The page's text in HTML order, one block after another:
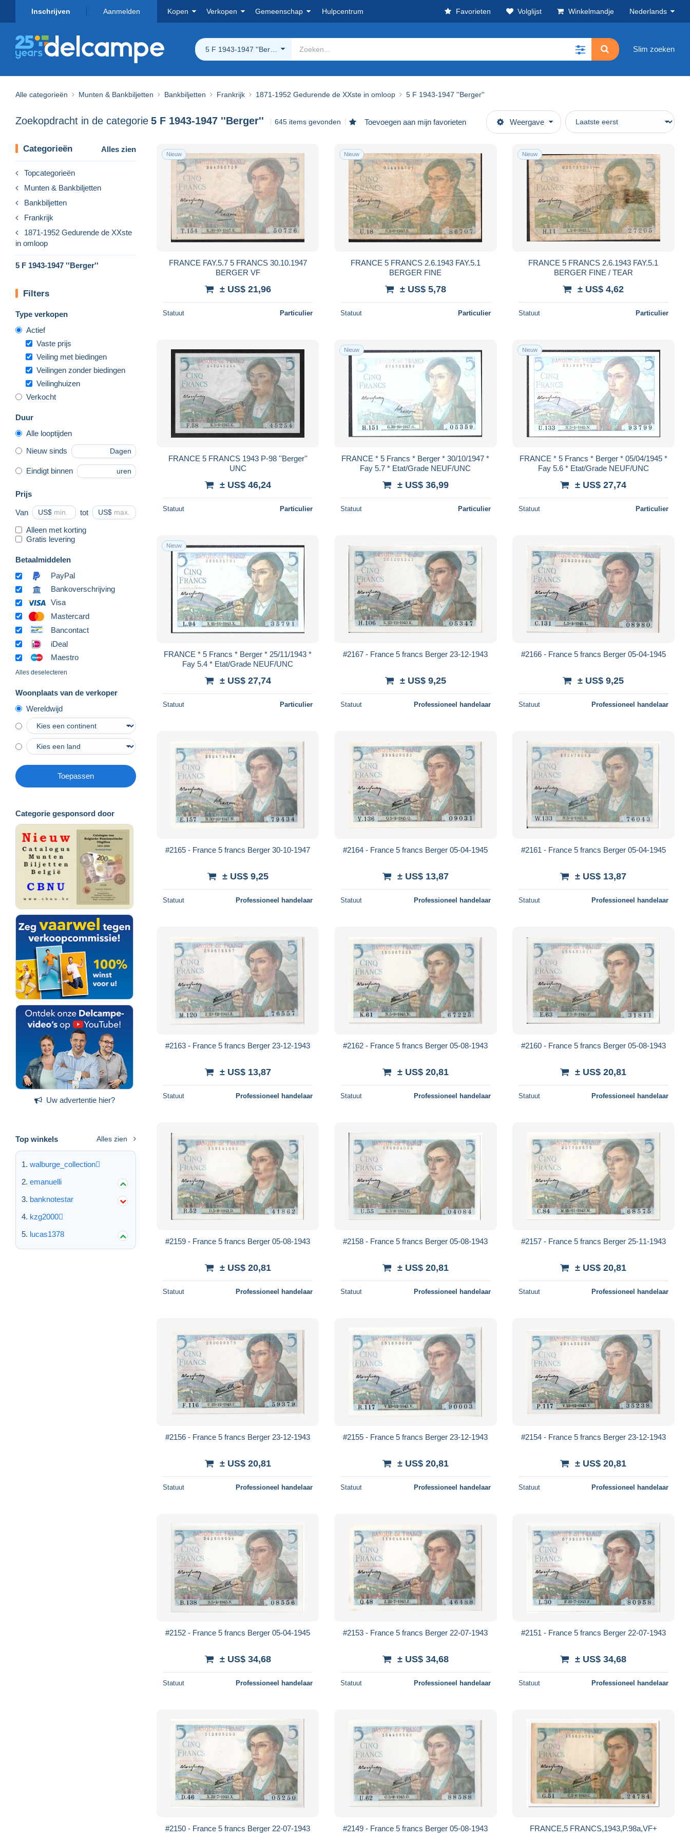
Inschrijven Aanmelden Kopen Verkopen Gemeenschap Hulpcentrum Favorieten Volglijst Winkelmandje Nederlands
5 F 1943-1947 ''Berger'' Slim zoeken
Alle categorieën Munten & Bankbiljetten Bankbiljetten Frankrijk 1871-1952 Gedurende de XXste in omloop 5 F 1943-1947 ''Berger''
Zoekopdracht in de categorie 5 F 1943-1947 ''Berger'' 645 items gevonden Toevoegen aan mijn favorieten Weergave
Categorieën Alles zien
Topcategorieën
Munten & Bankbiljetten
Bankbiljetten
Frankrijk
1871-1952 Gedurende de XXste
in omloop
5 F 1943-1947 ''Berger''
Filters
Type verkopen
Actief
Vaste prijs
Veiling met biedingen
Veilingen zonder biedingen
Veilinghuizen
Verkocht
Duur
Alle looptijden
Nieuw sinds Dagen
Eindigt binnen uren
Prijs
Van US$ tot US$
Alleen met korting
Gratis levering
Betaalmiddelen
PayPal
Bankoverschrijving
Visa
Mastercard
Bancontact
iDeal
Maestro
Alles deselecteren
Woonplaats van de verkoper
Wereldwijd
Toepassen
Categorie gesponsord door
Uw advertentie hier?
Top winkels Alles zien
walburge_collection
emanuelli
banknotestar
kzg2000
lucas1378
Nieuw
FRANCE FAY.5.7 5 FRANCS 30.10.1947
BERGER VF
± US$ 21,96
Statuut Particulier
Nieuw
FRANCE 5 FRANCS 2.6.1943 FAY.5.1
BERGER FINE
± US$ 5,78
Statuut Particulier
Nieuw
FRANCE 5 FRANCS 2.6.1943 FAY.5.1
BERGER FINE / TEAR
± US$ 4,62
Statuut Particulier
FRANCE 5 FRANCS 1943 P-98 ''Berger''
UNC
± US$ 46,24
Statuut Particulier
Nieuw
FRANCE * 5 Francs * Berger * 30/10/1947 *
Fay 5.7 * Etat/Grade NEUF/UNC
± US$ 36,99
Statuut Particulier
Nieuw
FRANCE * 5 Francs * Berger * 05/04/1945 *
Fay 5.6 * Etat/Grade NEUF/UNC
± US$ 27,74
Statuut Particulier
Nieuw
FRANCE * 5 Francs * Berger * 25/11/1943 *
Fay 5.4 * Etat/Grade NEUF/UNC
± US$ 27,74
Statuut Particulier
#2167 - France 5 francs Berger 23-12-1943
± US$ 9,25
Statuut Professioneel handelaar
#2166 - France 5 francs Berger 05-04-1945
± US$ 9,25
Statuut Professioneel handelaar
#2165 - France 5 francs Berger 30-10-1947
± US$ 9,25
Statuut Professioneel handelaar
#2164 - France 5 francs Berger 05-04-1945
± US$ 13,87
Statuut Professioneel handelaar
#2161 - France 5 francs Berger 05-04-1945
± US$ 13,87
Statuut Professioneel handelaar
#2163 - France 5 francs Berger 23-12-1943
± US$ 13,87
Statuut Professioneel handelaar
#2162 - France 5 francs Berger 05-08-1943
± US$ 20,81
Statuut Professioneel handelaar
#2160 - France 5 francs Berger 05-08-1943
± US$ 20,81
Statuut Professioneel handelaar
#2159 - France 5 francs Berger 05-08-1943
± US$ 20,81
Statuut Professioneel handelaar
#2158 - France 5 francs Berger 05-08-1943
± US$ 20,81
Statuut Professioneel handelaar
#2157 - France 5 francs Berger 25-11-1943
± US$ 20,81
Statuut Professioneel handelaar
#2156 - France 5 francs Berger 23-12-1943
± US$ 20,81
Statuut Professioneel handelaar
#2155 - France 5 francs Berger 23-12-1943
± US$ 20,81
Statuut Professioneel handelaar
#2154 - France 5 francs Berger 23-12-1943
± US$ 20,81
Statuut Professioneel handelaar
#2152 - France 5 francs Berger 05-04-1945
± US$ 34,68
Statuut Professioneel handelaar
#2153 - France 5 francs Berger 22-07-1943
± US$ 34,68
Statuut Professioneel handelaar
#2151 - France 5 francs Berger 22-07-1943
± US$ 34,68
Statuut Professioneel handelaar
#2150 - France 5 francs Berger 22-07-1943 #2149 - France 5 francs Berger 05-08-1943 FRANCE,5 FRANCS,1943,P.98a,VF+